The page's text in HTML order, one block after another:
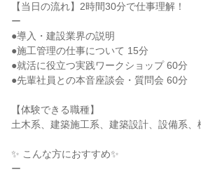
【当日の流れ】2時間30分で仕事理解！
ー
●導入・建設業界の説明
●施工管理の仕事について 15分
●就活に役立つ実践ワークショップ 60分
●先輩社員との本音座談会・質問会 60分
【体験できる職種】
土木系、建築施工系、建築設計、設備系、
✨ こんな方におすすめ✨
ー